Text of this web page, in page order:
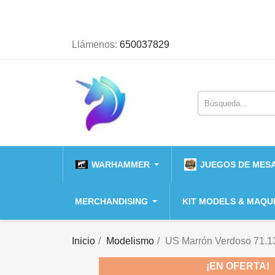
Llámenos: 650037829
WARHAMMER JUEGOS DE
MERCHANDISING KIT MODELS &
Inicio Modelismo US Marrón Verdoso
¡EN OFERTA!